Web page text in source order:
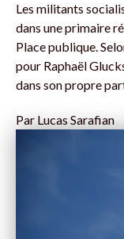
Les militants
dans une primaire
Place publique.
pour Raphaël
dans son propre
Par Lucas Sarafian